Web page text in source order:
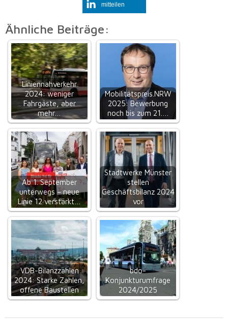
mitteilen
Ähnliche Beiträge:
Liniennahverkehr
2024: weniger
Fahrgäste, aber
mehr…
Mobilitätspreis.NRW
2025: Bewerbung
noch bis zum 21.…
Ab 1. September
unterwegs – neue
Linie 12 verstärkt…
Stadtwerke Münster
stellen
Geschäftsbilanz 2024
vor
VDB-Bilanzzahlen
2024: Starke Zahlen,
offene Baustellen
bdo-
Konjunkturumfrage
2024/2025